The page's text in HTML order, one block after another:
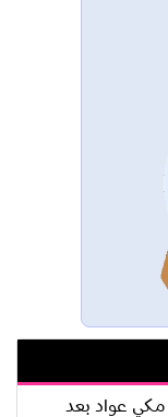
مكي عواد بعد